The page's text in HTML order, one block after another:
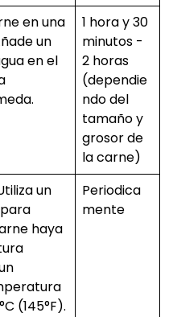
en una
un
en el
1 hora y 30
minutos -
2 horas
(dependie
ndo del
tamaño y
grosor de
la carne)
un
haya
(145°F).
Periodica
mente